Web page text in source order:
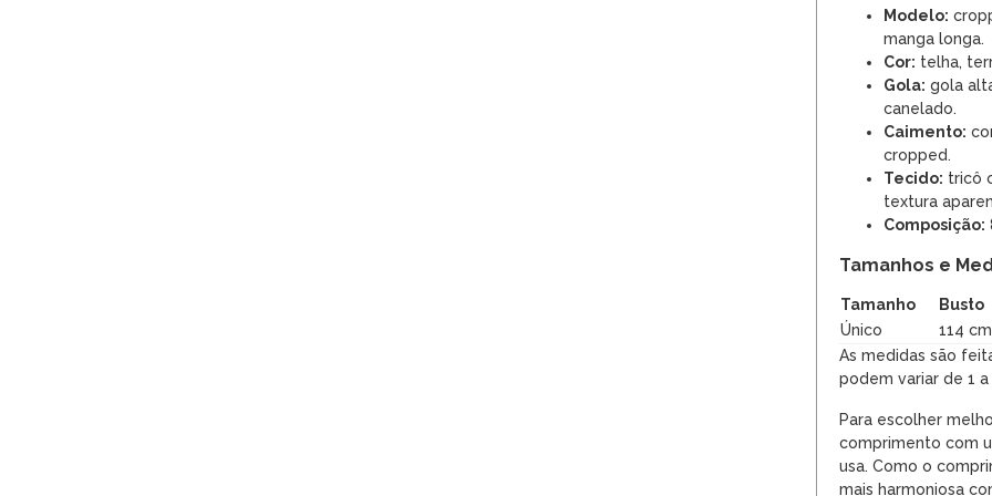
Modelo:
manga longa.
Cor: telha,
Gola: gola
canelado.
Caimento:
cropped.
Tecido: tricô
textura
Composição:
Tamanhos e
Tamanho
Busto
Único
114 cm
As medidas são
podem variar de 1 a
Para escolher
comprimento com
usa. Como o
mais harmoniosa